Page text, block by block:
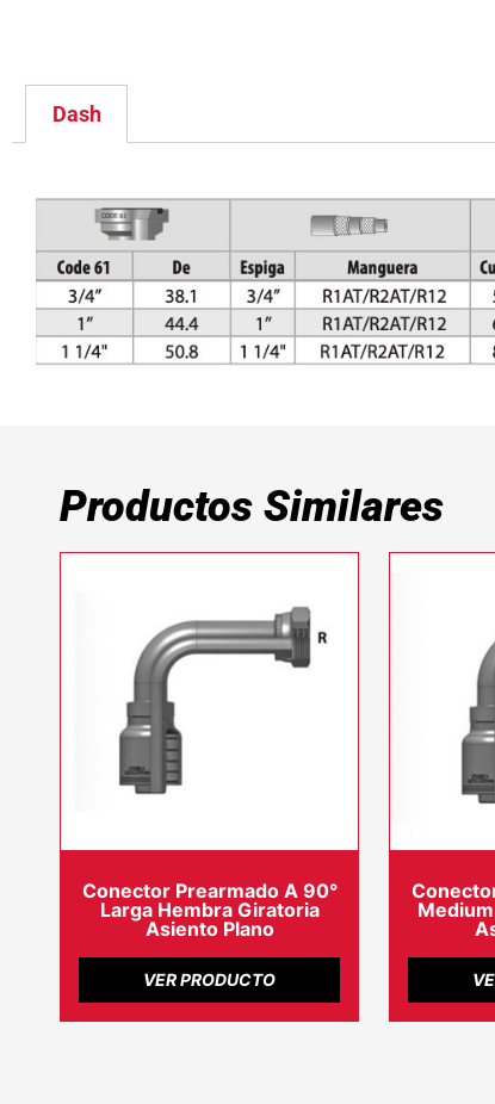
Dash
Productos Similares
Conector Prearmado A 90°
Larga Hembra Giratoria
Asiento Plano
VER PRODUCTO